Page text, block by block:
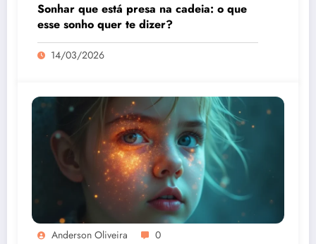
Sonhar que está presa na cadeia: o que
esse sonho quer te dizer?
14/03/2026
Anderson Oliveira 0